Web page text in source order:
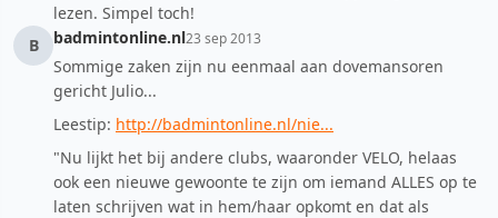
lezen. Simpel toch!
B
badmintonline.nl23 sep 2013
Sommige zaken zijn nu eenmaal aan dovemansoren
gericht Julio...
Leestip: http://badmintonline.nl/nie...
"Nu lijkt het bij andere clubs, waaronder VELO, helaas
ook een nieuwe gewoonte te zijn om iemand ALLES op te
laten schrijven wat in hem/haar opkomt en dat als